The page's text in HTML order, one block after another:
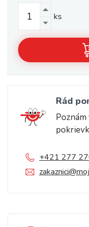
ks
Rád
+421 277